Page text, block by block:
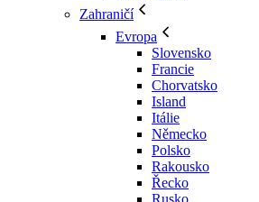
Zahraničí
Evropa
Slovensko
Francie
Chorvatsko
Island
Itálie
Německo
Polsko
Rakousko
Řecko
Rusko